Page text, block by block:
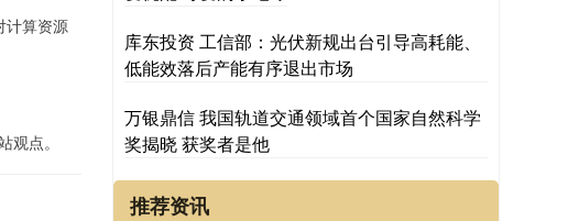
计算资源
观点。
库东投资 工信部：光伏新规出台引导高耗能、
低能效落后产能有序退出市场
万银鼎信 我国轨道交通领域首个国家自然科学
奖揭晓 获奖者是他
推荐资讯